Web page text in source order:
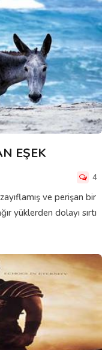
EŞEK
4
ve perişan bir
yüklerden dolayı sırtı